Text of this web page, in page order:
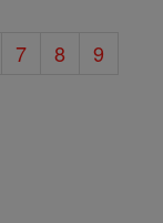
7 8
9